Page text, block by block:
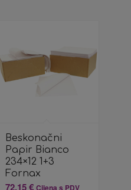
Beskonačni
Papir Bianco
234×12 1+3
Fornax
72,15€ Cijena s PDV